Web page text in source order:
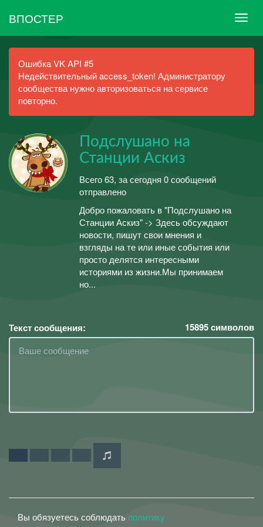
ВПОСТЕР
Ошибка VK API #5
Недействительный access_token! Администратору
сообщества нужно авторизоваться на сервисе
повторно.
Подслушано на
Станции Аскиз
Всего 63, за сегодня 0 сообщений
отправлено
Добро пожаловать в "Подслушано на
Станции Аскиз" -> Здесь обсуждают
новости, пишут свои мнения и
взгляды на те или иные события или
просто делятся интересными
историями из жизни.Мы принимаем
но...
Текст сообщения: 15895символов
Вы обязуетесь соблюдать политику